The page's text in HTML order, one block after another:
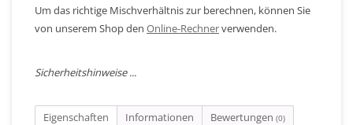
Um das richtige Mischverhältnis zur berechnen, können Sie
von unserem Shop den Online-Rechnerverwenden.
Sicherheitshinweise ...
Eigenschaften Informationen Bewertungen (0)